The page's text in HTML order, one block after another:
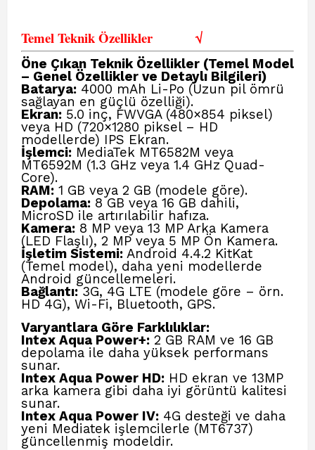
Temel Teknik Özellikler√
Öne Çıkan Teknik Özellikler (Temel Model
– Genel Özellikler ve Detaylı Bilgileri)
Batarya: 4000 mAh Li-Po (Uzun pil ömrü
sağlayan en güçlü özelliği).
Ekran: 5.0 inç, FWVGA (480×854 piksel)
veya HD (720×1280 piksel – HD
modellerde) IPS Ekran.
İşlemci: MediaTek MT6582M veya
MT6592M (1.3 GHz veya 1.4 GHz Quad-
Core).
RAM: 1 GB veya 2 GB (modele göre).
Depolama: 8 GB veya 16 GB dahili,
MicroSD ile artırılabilir hafıza.
Kamera: 8 MP veya 13 MP Arka Kamera
(LED Flaşlı), 2 MP veya 5 MP Ön Kamera.
İşletim Sistemi: Android 4.4.2 KitKat
(Temel model), daha yeni modellerde
Android güncellemeleri.
Bağlantı: 3G, 4G LTE (modele göre – örn.
HD 4G), Wi-Fi, Bluetooth, GPS.
Varyantlara Göre Farklılıklar:
Intex Aqua Power+: 2 GB RAM ve 16 GB
depolama ile daha yüksek performans
sunar.
Intex Aqua Power HD: HD ekran ve 13MP
arka kamera gibi daha iyi görüntü kalitesi
sunar.
Intex Aqua Power IV: 4G desteği ve daha
yeni Mediatek işlemcilerle (MT6737)
güncellenmiş modeldir.